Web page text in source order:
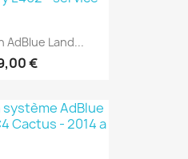
AdBlue Land...
€